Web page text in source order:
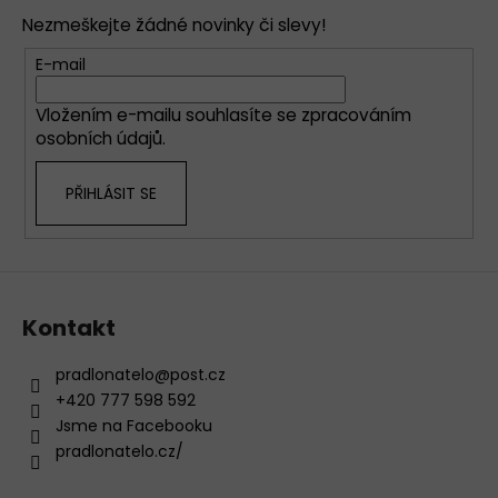
Nezmeškejte žádné novinky či slevy!
E-mail
Vložením e-mailu souhlasíte se zpracováním
osobních údajů.
PŘIHLÁSIT SE
Kontakt
pradlonatelo@post.cz
+420 777 598 592
Jsme na Facebooku
pradlonatelo.cz/